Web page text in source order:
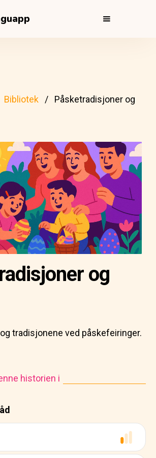
Bibliotek
Påsketradisjoner og
og
tradisjonene ved påskefeiringer.
historien i